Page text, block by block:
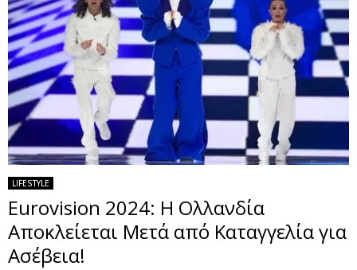
LIFESTYLE
Eurovision 2024: Η Ολλανδία
Αποκλείεται Μετά από Καταγγελία για
Ασέβεια!